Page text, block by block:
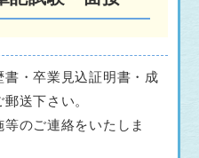
・卒業見込証明書・成
送下さい。
のご連絡をいたしま